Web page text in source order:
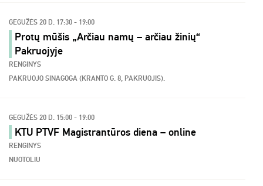
GEGUŽĖS 20 D. 17:30 - 19:00
Protų mūšis „Arčiau namų – arčiau žinių“
Pakruojyje
RENGINYS
PAKRUOJO SINAGOGA (KRANTO G. 8, PAKRUOJIS).
GEGUŽĖS 20 D. 15:00 - 19:00
KTU PTVF Magistrantūros diena – online
RENGINYS
NUOTOLIU